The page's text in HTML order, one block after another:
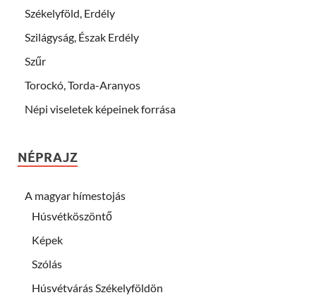
Székelyföld, Erdély
Szilágyság, Észak Erdély
Szűr
Torockó, Torda-Aranyos
Népi viseletek képeinek forrása
NÉPRAJZ
A magyar hímestojás
Húsvétköszöntő
Képek
Szólás
Húsvétvárás Székelyföldön